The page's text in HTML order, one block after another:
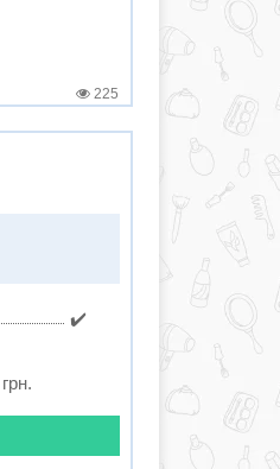
225
✔️